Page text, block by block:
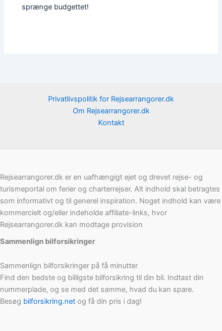
sprænge budgettet!
Privatlivspolitik for Rejsearrangorer.dk
Om Rejsearrangorer.dk
Kontakt
Rejsearrangorer.dk er en uafhængigt ejet og drevet rejse- og
turismeportal om ferier og charterrejser. Alt indhold skal betragtes
som informativt og til generel inspiration. Noget indhold kan være
kommercielt og/eller indeholde affiliate-links, hvor
Rejsearrangorer.dk kan modtage provision
Sammenlign bilforsikringer
Sammenlign bilforsikringer på få minutter
Find den bedste og billigste bilforsikring til din bil. Indtast din
nummerplade, og se med det samme, hvad du kan spare.
Besøg bilforsikring.net og få din pris i dag!